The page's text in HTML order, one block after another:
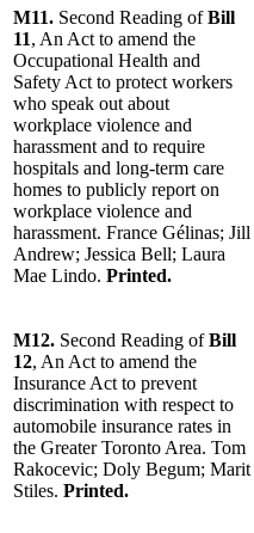
M11. Second Reading ofBill
11, An Act to amend the
Occupational Health and
Safety Act to protect workers
who speak out about
workplace violence and
harassment and to require
hospitals and long-term care
homes to publicly report on
workplace violence and
harassment. France Gélinas; Jill
Andrew; Jessica Bell; Laura
Mae Lindo. Printed.
M12. Second Reading ofBill
12, An Act to amend the
Insurance Act to prevent
discrimination with respect to
automobile insurance rates in
the Greater Toronto Area. Tom
Rakocevic; Doly Begum; Marit
Stiles. Printed.